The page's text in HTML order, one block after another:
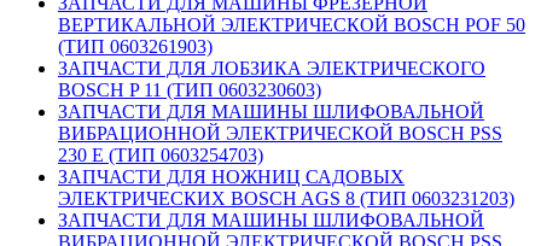
ВЕРТИКАЛЬНОЙ ЭЛЕКТРИЧЕСКОЙ BOSCH POF 50
(ТИП 0603261903)
ЗАПЧАСТИ ДЛЯ ЛОБЗИКА ЭЛЕКТРИЧЕСКОГО
BOSCH P 11 (ТИП 0603230603)
ЗАПЧАСТИ ДЛЯ МАШИНЫ ШЛИФОВАЛЬНОЙ
ВИБРАЦИОННОЙ ЭЛЕКТРИЧЕСКОЙ BOSCH PSS
230 E (ТИП 0603254703)
ЗАПЧАСТИ ДЛЯ НОЖНИЦ САДОВЫХ
ЭЛЕКТРИЧЕСКИХ BOSCH AGS 8 (ТИП 0603231203)
ЗАПЧАСТИ ДЛЯ МАШИНЫ ШЛИФОВАЛЬНОЙ
ВИБРАЦИОННОЙ ЭЛЕКТРИЧЕСКОЙ BOSCH PSS